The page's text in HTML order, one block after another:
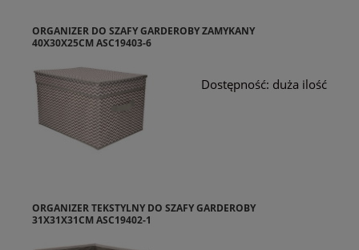
ORGANIZER DO SZAFY GARDEROBY ZAMYKANY
40X30X25CM ASC19403-6
Dostępność: duża ilość
ORGANIZER TEKSTYLNY DO SZAFY GARDEROBY
31X31X31CM ASC19402-1